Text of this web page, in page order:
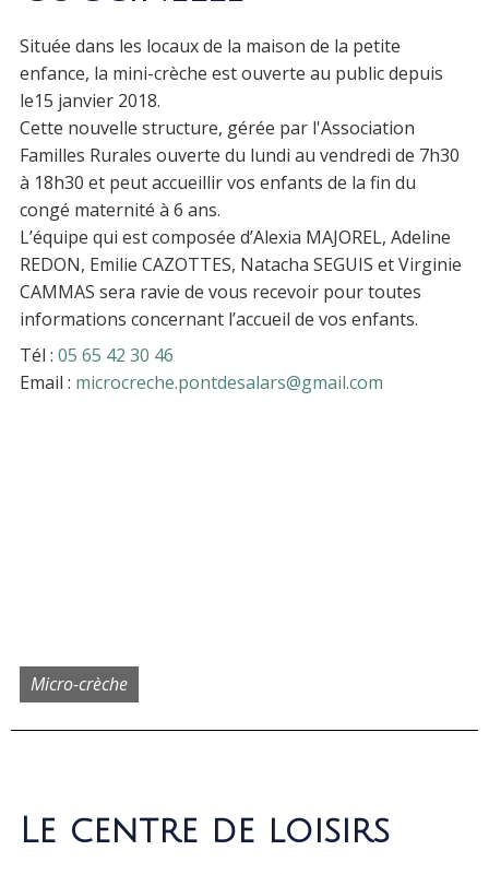
Située dans les locaux de la maison de la petite
enfance, la mini-crèche est ouverte au public depuis
le15 janvier 2018.
Cette nouvelle structure, gérée par l'Association
Familles Rurales ouverte du lundi au vendredi de 7h30
à 18h30 et peut accueillir vos enfants de la fin du
congé maternité à 6 ans.
L’équipe qui est composée d’Alexia MAJOREL, Adeline
REDON, Emilie CAZOTTES, Natacha SEGUIS et Virginie
CAMMAS sera ravie de vous recevoir pour toutes
informations concernant l’accueil de vos enfants.
Tél : 05 65 42 30 46
Email : microcreche.pontdesalars@gmail.com
Micro-crèche
Le centre de loisirs